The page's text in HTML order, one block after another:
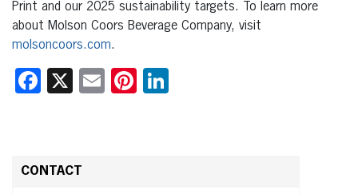
Print and our 2025 sustainability targets. To learn more
about Molson Coors Beverage Company, visit
molsoncoors.com.
Facebook
X EmailPinterest
CONTACT